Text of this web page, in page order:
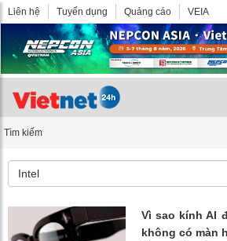
Liên hệ Tuyển dụng Quảng cáo VEIA
Tìm kiếm
Vì sao kính AI
không có màn